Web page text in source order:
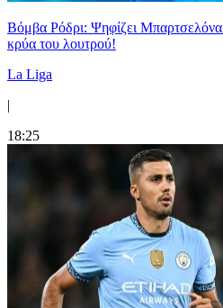
Βόμβα Ρόδρι: Ψηφίζει Μπαρτσελόνα
κρύα του λουτρού!
La Liga
|
18:25